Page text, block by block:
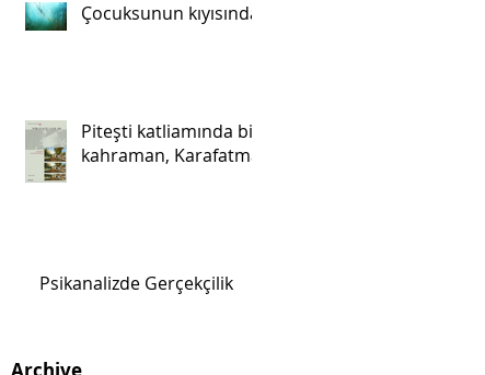
Çocuksunun kıyısında
Piteşti katliamında bir
kahraman, Karafatma.
Psikanalizde Gerçekçilik
Archive